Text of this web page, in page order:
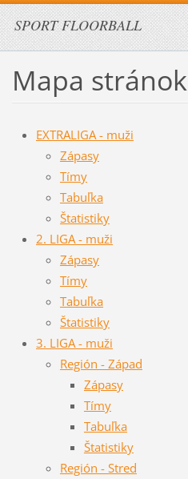
SPORT FLOORBALL
Mapa stránok
EXTRALIGA - muži
Zápasy
Tímy
Tabuľka
Štatistiky
2. LIGA - muži
Zápasy
Tímy
Tabuľka
Štatistiky
3. LIGA - muži
Región - Západ
Zápasy
Tímy
Tabuľka
Štatistiky
Región - Stred